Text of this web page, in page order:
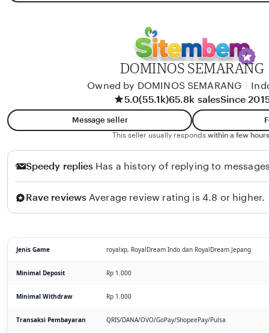
DOMINOS SEMARANG
Owned by DOMINOS SEMARANG
5.0(55.1k)65.8k salesSince
Message seller
This seller usually responds within a few
Speedy replies Has a history of replying to
Rave reviews Average review rating is 4.8 or higher.
Jenis Game royalxp, RoyalDream Indo dan RoyalDream Jepang
Minimal Deposit Rp 1.000
Minimal Withdraw Rp 1.000
Transaksi Pembayaran QRIS/DANA/OVO/GoPay/ShopeePay/Pulsa